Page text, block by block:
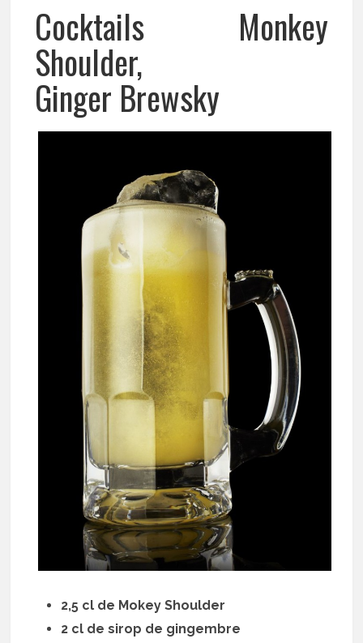
Cocktails Monkey
Shoulder,
Ginger Brewsky
2,5 cl de Mokey Shoulder
2 cl de sirop de gingembre